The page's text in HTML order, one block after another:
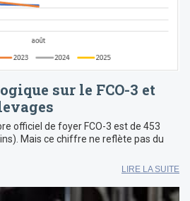
sur le FCO-3 et
officiel de foyer FCO-3 est de 453
Mais ce chiffre ne reflète pas du
LIRE LA SUITE